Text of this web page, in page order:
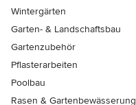
Wintergärten
Garten- & Landschaftsbau
Gartenzubehör
Pflasterarbeiten
Poolbau
Rasen & Gartenbewässerung